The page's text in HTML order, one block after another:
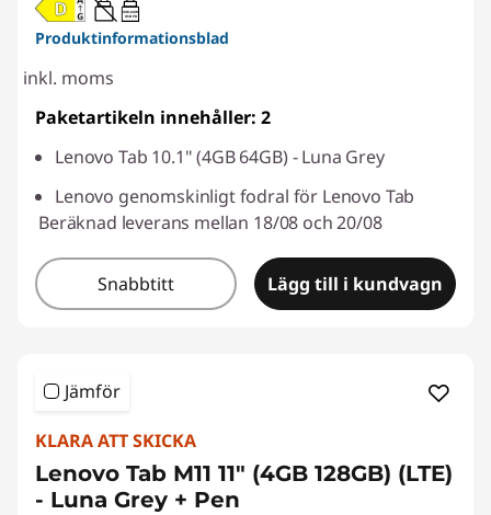
20W-60W
USB PD
Produktinformationsblad
inkl. moms
Paketartikeln innehåller: 2
Lenovo Tab 10.1" (4GB 64GB) - Luna Grey
Lenovo genomskinligt fodral för Lenovo Tab
Beräknad leverans mellan 18/08 och 20/08
Snabbtitt Lägg till i kundvagn
Jämför
KLARA ATT SKICKA
Lenovo Tab M11 11" (4GB 128GB) (LTE)
- Luna Grey + Pen